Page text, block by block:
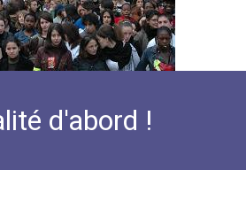
d'abord !